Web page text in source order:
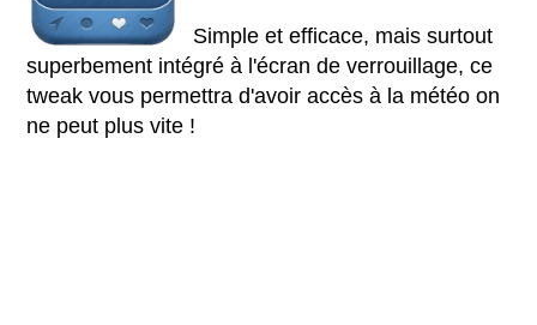
Simple et efficace, mais surtout
superbement intégré à l'écran de verrouillage, ce
tweak vous permettra d'avoir accès à la météo on
ne peut plus vite !